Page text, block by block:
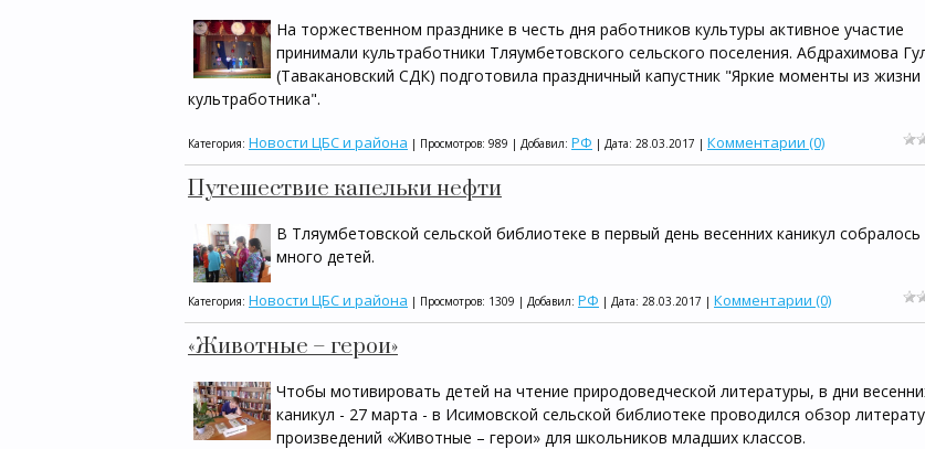
На торжественном празднике в честь дня работников культуры активное участие
принимали культработники Тляумбетовского сельского поселения. Абдрахимова
(Тавакановский СДК) подготовила праздничный капустник "Яркие моменты из жизни
культработника".
Категория: Новости ЦБС и района | Просмотров: 989 | Добавил: РФ | Дата: 28.03.2017 | Комментарии (0)
Путешествие капельки нефти
В Тляумбетовской сельской библиотеке в первый день весенних каникул собралось
много детей.
Категория: Новости ЦБС и района | Просмотров: 1309 | Добавил: РФ | Дата: 28.03.2017 | Комментарии (0)
«Животные – герои»
Чтобы мотивировать детей на чтение природоведческой литературы, в дни
каникул - 27 марта - в Исимовской сельской библиотеке проводился обзор
произведений «Животные – герои» для школьников младших классов.